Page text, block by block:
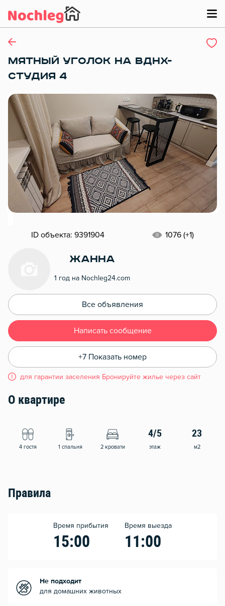
МЯТНЫЙ УГОЛОК НА ВДНХ-
СТУДИЯ 4
ID объекта: 9391904 1076 (+1)
Жанна
1 год на Nochleg24.com
Все объявления
Написать сообщение
+7 Показать номер
для гарантии заселения Бронируйте жилье через сайт
О квартире
4 гостя 1 спальня 2 кровати
4/5
этаж
23
м2
Правила
Время прибытия
15:00
Время выезда
11:00
Не подходит
для домашних животных